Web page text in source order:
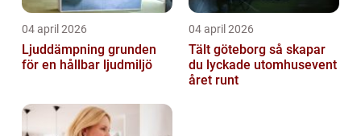
04 april 2026
Ljuddämpning grunden
för en hållbar ljudmiljö
04 april 2026
Tält göteborg så skapar
du lyckade utomhusevent
året runt